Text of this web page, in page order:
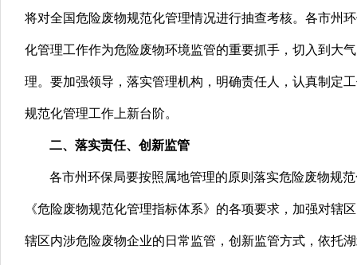
将对全国危险废物规范化管理情况进行抽查考核。各市州
化管理工作作为危险废物环境监管的重要抓手，切入到大
理。要加强领导，落实管理机构，明确责任人，认真制定
规范化管理工作上新台阶。
二、落实责任、创新监管
各市州环保局要按照属地管理的原则落实危险废物规
《危险废物规范化管理指标体系》的各项要求，加强对辖
辖区内涉危险废物企业的日常监管，创新监管方式，依托